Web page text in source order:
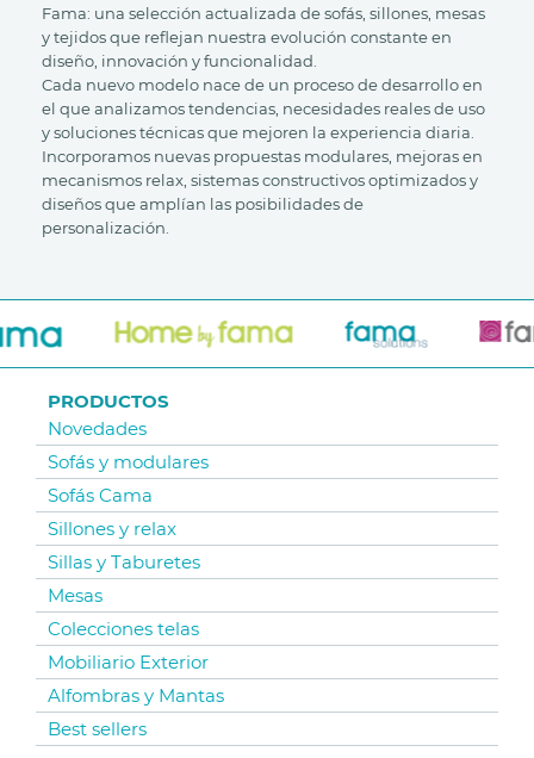
Fama: una selección actualizada de sofás, sillones, mesas
y tejidos que reflejan nuestra evolución constante en
diseño, innovación y funcionalidad.
Cada nuevo modelo nace de un proceso de desarrollo en
el que analizamos tendencias, necesidades reales de uso
y soluciones técnicas que mejoren la experiencia diaria.
Incorporamos nuevas propuestas modulares, mejoras en
mecanismos relax, sistemas constructivos optimizados y
diseños que amplían las posibilidades de
personalización.
PRODUCTOS
Novedades
Sofás y modulares
Sofás Cama
Sillones y relax
Sillas y Taburetes
Mesas
Colecciones telas
Mobiliario Exterior
Alfombras y Mantas
Best sellers